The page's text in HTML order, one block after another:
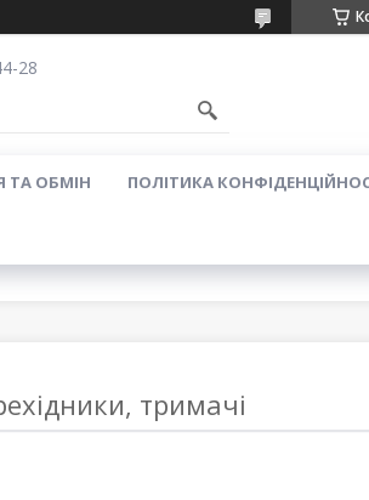
28
ТА ОБМІН ПОЛІТИКА
тримачі